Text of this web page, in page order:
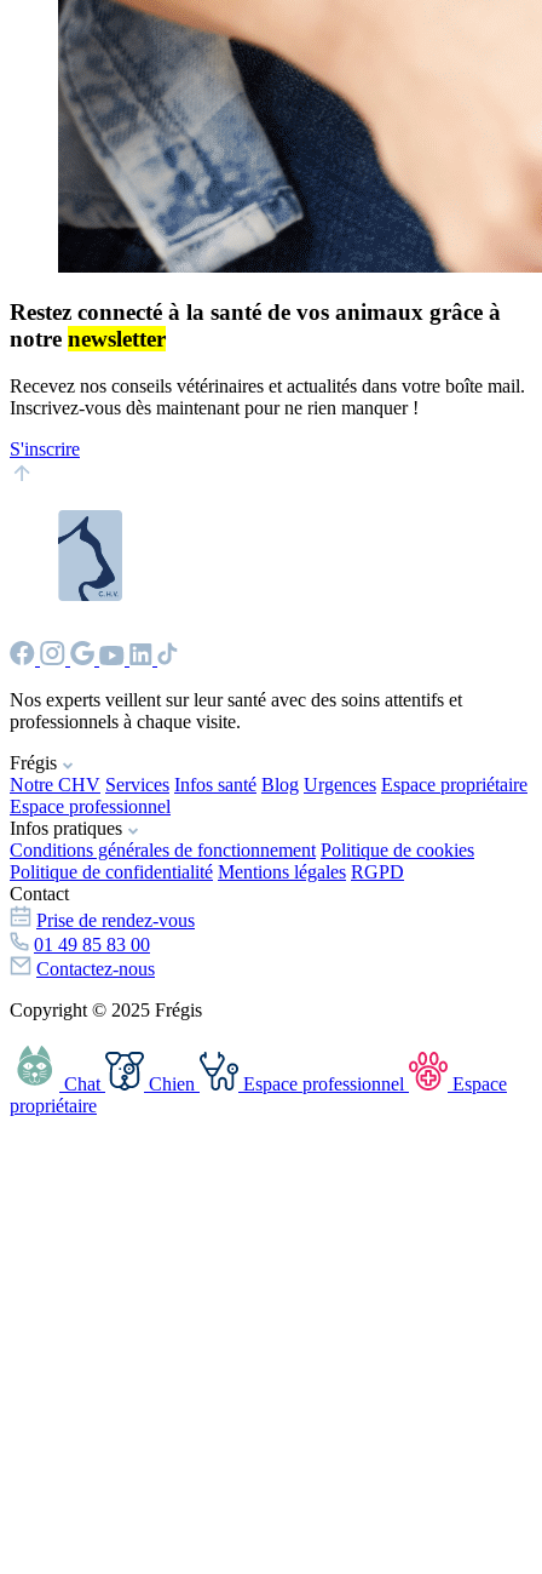
Restez connecté à la santé de vos animaux grâce à
notre newsletter
Recevez nos conseils vétérinaires et actualités dans votre boîte mail.
Inscrivez-vous dès maintenant pour ne rien manquer !
S'inscrire
Nos experts veillent sur leur santé avec des soins attentifs et
professionnels à chaque visite.
Frégis
Notre CHV Services Infos santé Blog Urgences Espace propriétaire
Espace professionnel
Infos pratiques
Conditions générales de fonctionnement Politique de cookies
Politique de confidentialité Mentions légales RGPD
Contact
Prise de rendez-vous
01 49 85 83 00
Contactez-nous
Copyright © 2025 Frégis
Chat Chien Espace professionnel
Espace
propriétaire